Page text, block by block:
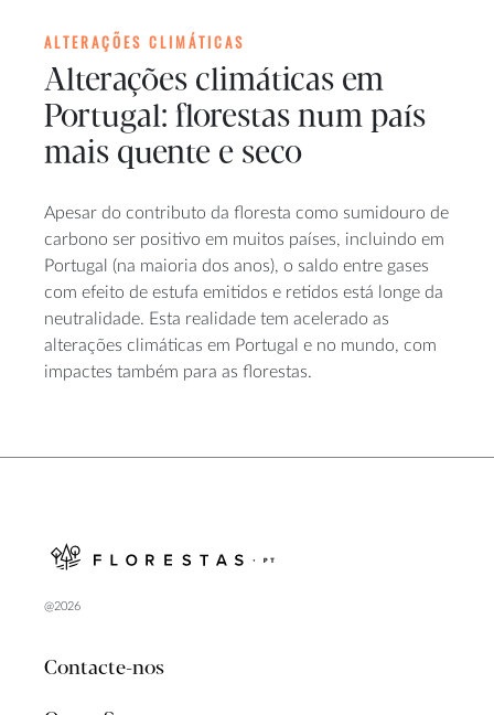
ALTERAÇÕES CLIMÁTICAS
Alterações climáticas em
Portugal: florestas num país
mais quente e seco
Apesar do contributo da floresta como sumidouro de
carbono ser positivo em muitos países, incluindo em
Portugal (na maioria dos anos), o saldo entre gases
com efeito de estufa emitidos e retidos está longe da
neutralidade. Esta realidade tem acelerado as
alterações climáticas em Portugal e no mundo, com
impactes também para as florestas.
@2026
Contacte-nos